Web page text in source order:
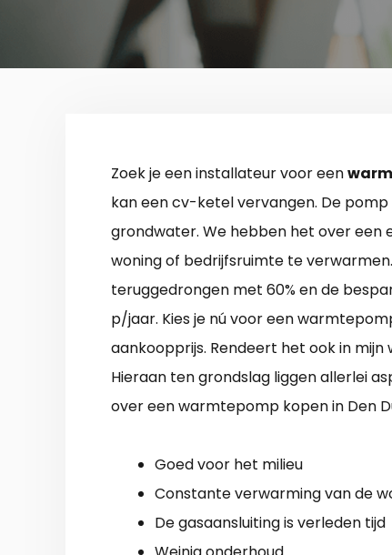
Zoek je een installateur voor een
kan een cv-ketel vervangen. De
grondwater. We hebben het over een
woning of bedrijfsruimte te
teruggedrongen met 60% en de
p/jaar. Kies je nú voor een
aankoopprijs. Rendeert het ook in mijn
Hieraan ten grondslag liggen allerlei
over een warmtepomp kopen in Den
Goed voor het milieu
Constante verwarming van de
De gasaansluiting is verleden tijd